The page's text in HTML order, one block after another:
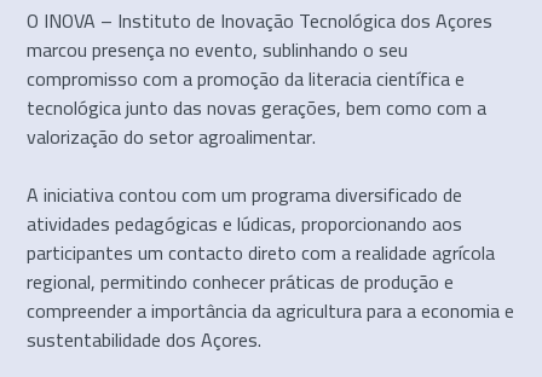
O INOVA – Instituto de Inovação Tecnológica dos Açores
marcou presença no evento, sublinhando o seu
compromisso com a promoção da literacia científica e
tecnológica junto das novas gerações, bem como com a
valorização do setor agroalimentar.
A iniciativa contou com um programa diversificado de
atividades pedagógicas e lúdicas, proporcionando aos
participantes um contacto direto com a realidade agrícola
regional, permitindo conhecer práticas de produção e
compreender a importância da agricultura para a economia e
sustentabilidade dos Açores.